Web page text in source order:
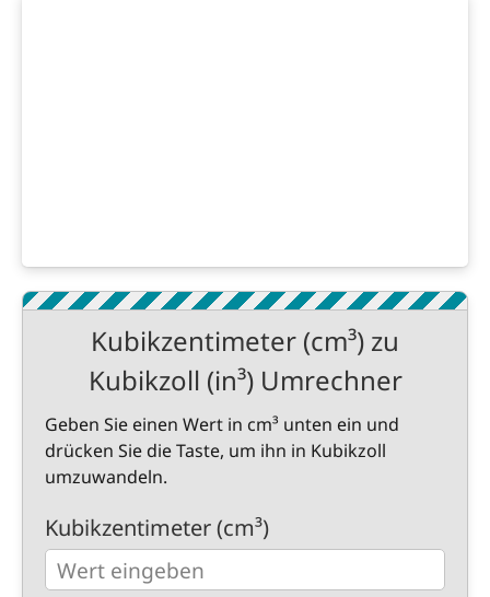
Kubikzentimeter (cm³) zu
Kubikzoll (in³) Umrechner
Geben Sie einen Wert in cm³ unten ein und
drücken Sie die Taste, um ihn in Kubikzoll
umzuwandeln.
Kubikzentimeter (cm³)